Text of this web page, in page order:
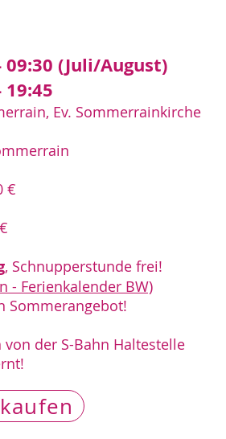
09:30 (Juli/August)
19:45
Ev. Sommerrainkirche
€
, Schnupperstunde frei!
- Ferienkalender BW)
Sommerangebot!
der S-Bahn Haltestelle
!